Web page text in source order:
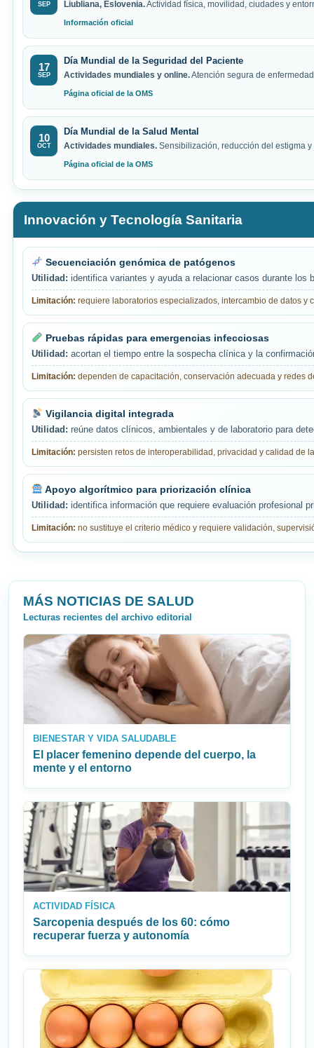
SEP Liubliana, Eslovenia.Actividad física, movilidad, ciudades y
Información oficial
17
SEP
Día Mundial de la Seguridad del Paciente
Actividades mundiales y online.Atención segura de
Página oficial de la OMS
10
OCT
Día Mundial de la Salud Mental
Actividades mundiales. Sensibilización, reducción del estigma
Página oficial de la OMS
Innovación y Tecnología Sanitaria
Secuenciación genómica de patógenos
Utilidad: identifica variantes y ayuda a relacionar casos durante los
Limitación: requiere laboratorios especializados, intercambio de datos y
Pruebas rápidas para emergencias infecciosas
Utilidad: acortan el tiempo entre la sospecha clínica y la
Limitación: dependen de capacitación, conservación adecuada y redes
Vigilancia digital integrada
Utilidad: reúne datos clínicos, ambientales y de laboratorio para
Limitación: persisten retos de interoperabilidad, privacidad y calidad de
Apoyo algorítmico para priorización clínica
Utilidad: identifica información que requiere evaluación profesional
Limitación: no sustituye el criterio médico y requiere validación,
MÁS NOTICIAS DE SALUD
Lecturas recientes del archivo editorial
BIENESTAR Y VIDA SALUDABLE
El placer femenino depende del cuerpo, la
mente y el entorno
ACTIVIDAD FÍSICA
Sarcopenia después de los 60: cómo
recuperar fuerza y autonomía